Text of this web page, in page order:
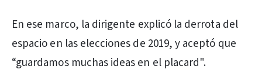
En ese marco, la dirigente explicó la derrota del
espacio en las elecciones de 2019, y aceptó que
“guardamos muchas ideas en el placard".